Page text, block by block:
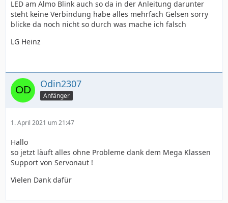
LED am Almo Blink auch so da in der Anleitung darunter
steht keine Verbindung habe alles mehrfach Gelsen sorry
blicke da noch nicht so durch was mache ich falsch
LG Heinz
Odin2307
Anfänger
1. April 2021 um 21:47
Hallo
so jetzt läuft alles ohne Probleme dank dem Mega Klassen
Support von Servonaut !
Vielen Dank dafür